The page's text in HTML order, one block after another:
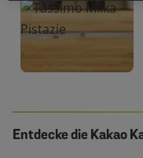
Entdecke die Kakao